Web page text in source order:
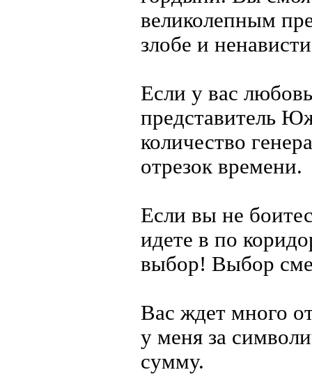
великолепным
злобе и
Если у вас
представитель
количество
отрезок времени.
Если вы не
идете в по
выбор! Выбор
Вас ждет много
у меня за
сумму.